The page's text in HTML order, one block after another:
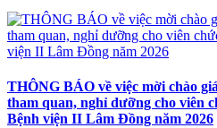
THÔNG BÁO về việc mời chào
tham quan, nghỉ dưỡng cho viên
Bệnh viện II Lâm Đồng năm 2026